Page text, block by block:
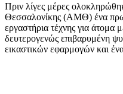
Πριν λίγες μέρες
Θεσσαλονίκης (ΑΜΘ) ένα
εργαστήρια τέχνης για
δευτερογενώς επιβαρυμένη
εικαστικών εφαρμογών και